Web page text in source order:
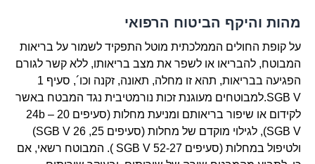
מהות והיקף הביטוח הרפואי
על קופת החולים הממלכתית מוטל התפקיד לשמור על בריאות
המבוטח, להבריאו או לשפר את מצב בריאותו, ללא קשר לגורם
הפגיעה בבריאות, תהא זו מחלה, תאונה, זקנה וכו´, סעיף 1
SGB V.למבוטחים מעוגנת זכות נורמטיבית נגד המבטח באשר
לקידום או שיפור בריאותם ומניעת מחלות (סעיפים 20 – 24b
SGB V), לגילוי מוקדם של מחלות (סעיפים 25, 26 SGB V)
ולטיפול במחלות (סעיפים 52-27 SGB V ). המבוטח רשאי, אם